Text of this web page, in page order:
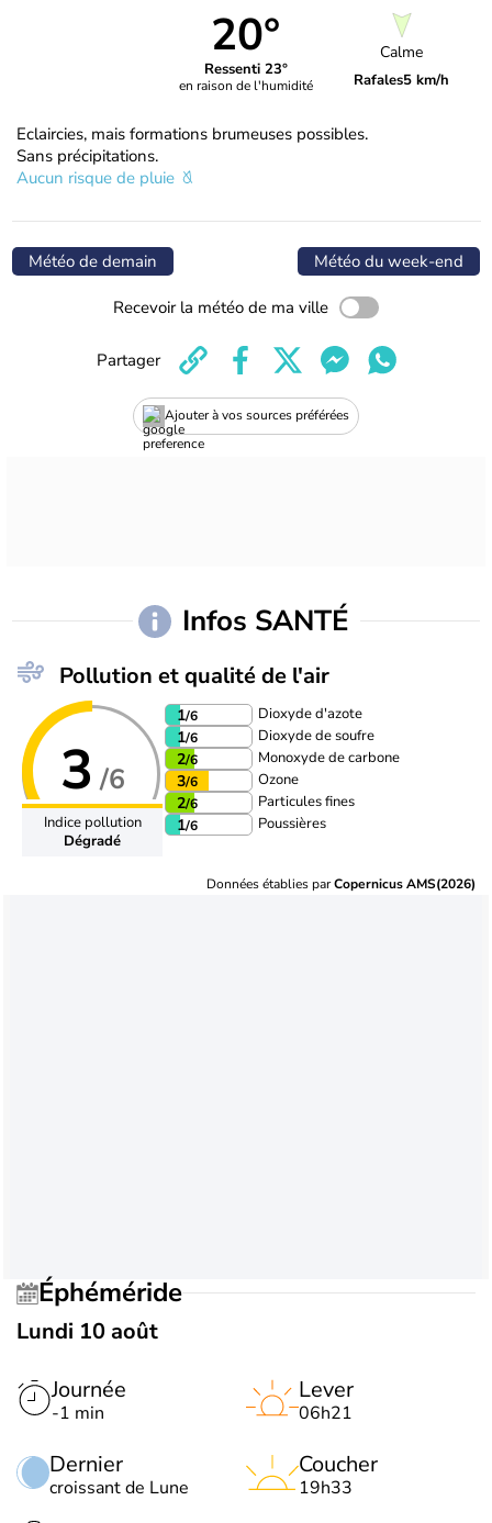
20°
Ressenti 23°
en raison de l'humidité
Calme
Rafales5 km/h
Eclaircies, mais formations brumeuses possibles.
Sans précipitations.
Aucun risque de pluie
Météo de demain Météo du week-end
Recevoir la météo de ma ville
Ajouter à vos sources préférées
Partager
Infos SANTÉ
Pollution et qualité de l'air
3 /6
Indice pollution
Dégradé
1/6 Dioxyde d'azote
1/6 Dioxyde de soufre
2/6 Monoxyde de carbone
3/6 Ozone
2/6 Particules fines
1/6 Poussières
Données établies parCopernicus AMS(2026)
Éphéméride
Lundi 10 août
Journée
-1 min
Dernier
croissant de Lune
Lever
06h21
Coucher
19h33